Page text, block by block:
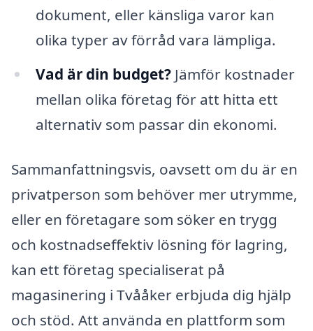
dokument, eller känsliga varor kan
olika typer av förråd vara lämpliga.
Vad är din budget?Jämför kostnader
mellan olika företag för att hitta ett
alternativ som passar din ekonomi.
Sammanfattningsvis, oavsett om du är en
privatperson som behöver mer utrymme,
eller en företagare som söker en trygg
och kostnadseffektiv lösning för lagring,
kan ett företag specialiserat på
magasinering i Tvååker erbjuda dig hjälp
och stöd. Att använda en plattform som